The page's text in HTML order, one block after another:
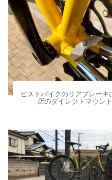
ピストバイクのリアブレー
店のダイレクトマウン